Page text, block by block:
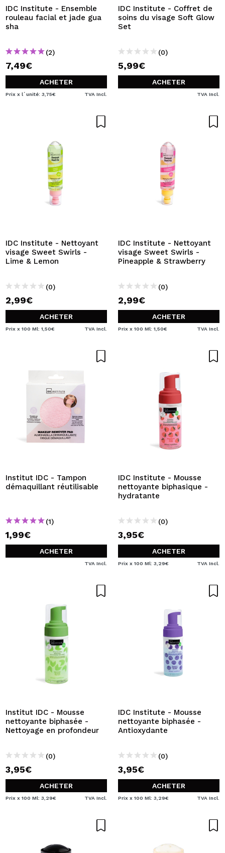
IDC Institute - Ensemble
rouleau facial et jade gua
sha
(2)
7,49€
ACHETER
Prix x l´unité: 3,75€ TVA Incl.
IDC Institute - Coffret de
soins du visage Soft Glow
Set
(0)
5,99€
ACHETER
TVA Incl.
IDC Institute - Nettoyant
visage Sweet Swirls -
Lime & Lemon
(0)
2,99€
ACHETER
Prix x 100 Ml: 1,50€ TVA Incl.
IDC Institute - Nettoyant
visage Sweet Swirls -
Pineapple & Strawberry
(0)
2,99€
ACHETER
Prix x 100 Ml: 1,50€ TVA Incl.
Institut IDC - Tampon
démaquillant réutilisable
(1)
1,99€
ACHETER
TVA Incl.
IDC Institute - Mousse
nettoyante biphasique -
hydratante
(0)
3,95€
ACHETER
Prix x 100 Ml: 3,29€ TVA Incl.
Institut IDC - Mousse
nettoyante biphasée -
Nettoyage en profondeur
(0)
3,95€
ACHETER
Prix x 100 Ml: 3,29€ TVA Incl.
IDC Institute - Mousse
nettoyante biphasée -
Antioxydante
(0)
3,95€
ACHETER
Prix x 100 Ml: 3,29€ TVA Incl.